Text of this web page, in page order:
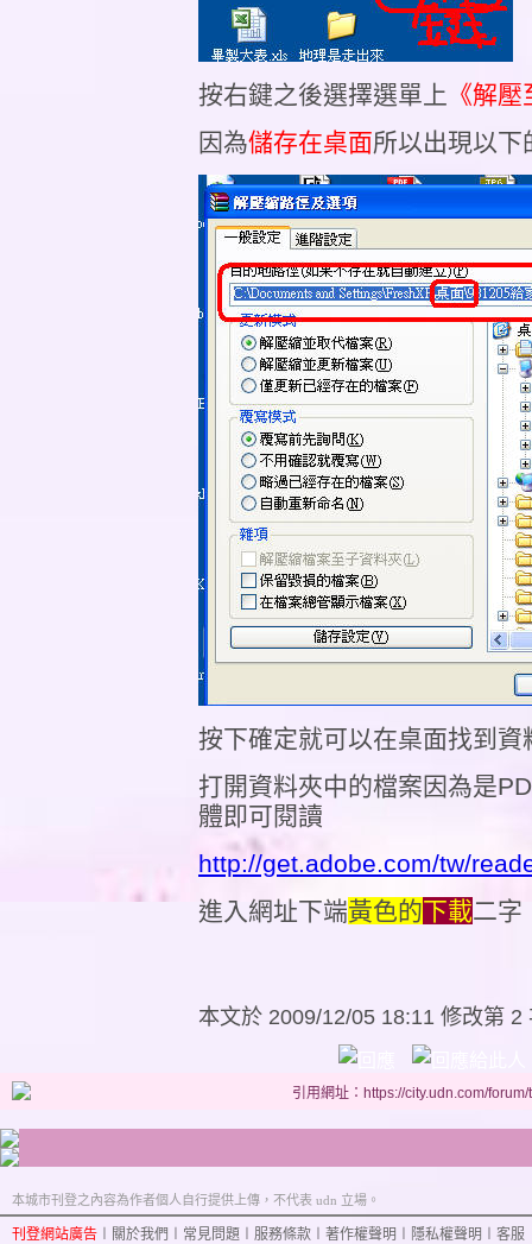
按右鍵之後選擇選單上 《解
因為儲存在桌面所以出現以下
按下確定就可以在桌面找到資
打開資料夾中的檔案因為是
體即可閱讀
http://get.adobe.com/tw/
進入網址下端黃色的下載二字
本文於 2009/12/05 18:11 修改第 2
引用網址：https://city.udn.com/
本城市刊登之內容為作者個人自行提供上傳，不代表 udn 立場。
刊登網站廣告 關於我們 常見問題 服務條款 著作權聲明 隱私權聲明 客服